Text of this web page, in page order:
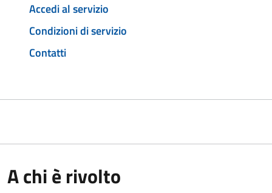
Accedi al servizio
Condizioni di servizio
Contatti
A chi è rivolto